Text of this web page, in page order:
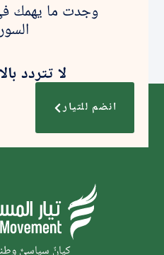
وجدت ما يهمك
لا تتردد
انضم للتيار
كيانٌ سياسيٌّ